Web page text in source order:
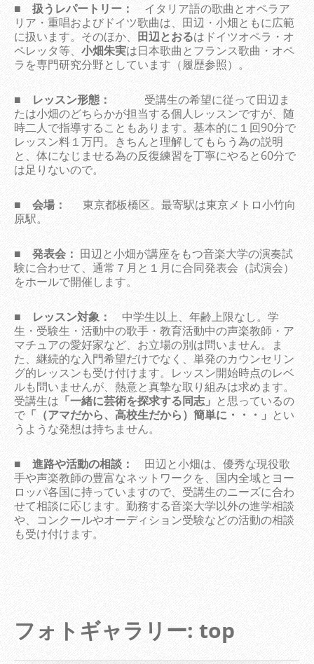
■ 扱うレパートリー：
イタリア語の歌曲とオペラア
リア・重唱およびドイツ歌曲は、田辺・小畑ともに広範
に扱います。そのほか、 田辺とおるはドイツオペラ・オ
ペレッタ等、 小畑朱実は日本歌曲とフランス歌曲・オペ
ラを専門研究分野としています（履歴参照）。
■ レッスン形態： 受講生の希望に従って田辺ま
たは小畑のどちらかが担当する個人レッスンですが、随
時二人で指導することもあります。基本的に１回90分で
レッスン料１万円。きちんと理解してもらう為の説明
と、体になじませる為の反復練習を丁寧にやると60分で
は足りないので。
■ 会場：
東京都板橋区。最寄駅は東京メトロ小竹向
原駅。
■ 発表会： 田辺と小畑が講座をもつ音楽大学の演奏試
験に合わせて、通常７月と１月に合同発表会（試演会）
をホールで開催します。
■ レッスン対象：
中学生以上、年齢上限なし。学
生・受験生・活動中の歌手・教育活動中の声楽教師・ア
マチュアの愛好家など、お立場の別は問いません。ま
た、継続的な入門希望だけでなく、単発のカウンセリン
グ的レッスンも受け付けます。レッスン開始時点のレベ
ルも問いませんが、熱意と真摯な取り組みは求めます。
受講生は 「一緒に芸術を探求する同志」 と思っているの
で「（アマだから、高校生だから）簡単に・・・」 とい
うような発想は持ちません。
■ 進路や活動の相談：
田辺と小畑は、優秀な現役歌
手や声楽教師の豊富なネットワークを、国内全域とヨー
ロッパ各国に持っていますので、受講生のニーズに合わ
せて相談に応じます。勤務する音楽大学以外の進学相談
や、コンクールやオーディション受験などの活動の相談
も受け付けます。
フォトギャラリー: top